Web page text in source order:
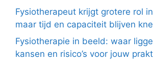
Fysiotherapeut krijgt grotere rol
maar tijd en capaciteit blijven
Fysiotherapie in beeld: waar
kansen en risico’s voor jouw